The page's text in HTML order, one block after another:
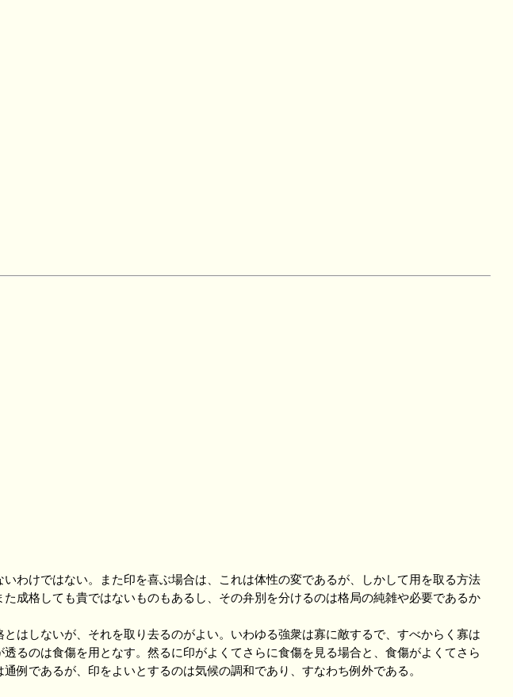
わけではない。また印を喜ぶ場合は、これは体性の変であるが、しかして用を取る方法
成格しても貴ではないものもあるし、その弁別を分けるのは格局の純雑や必要であるか
はしないが、それを取り去るのがよい。いわゆる強衆は寡に敵するで、すべからく寡は
るのは食傷を用となす。然るに印がよくてさらに食傷を見る場合と、食傷がよくてさら
例であるが、印をよいとするのは気候の調和であり、すなわち例外である。